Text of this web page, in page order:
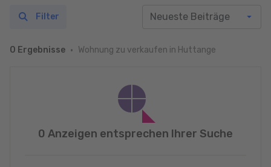
0 Ergebnisse Wohnung zu verkaufen in Huttange
Filter
0 Anzeigen entsprechen Ihrer Suche